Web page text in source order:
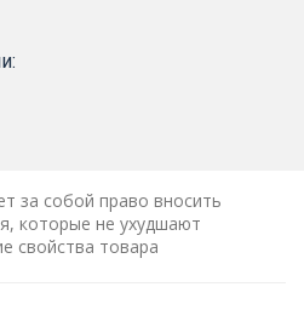
за собой право вносить
которые не ухудшают
свойства товара